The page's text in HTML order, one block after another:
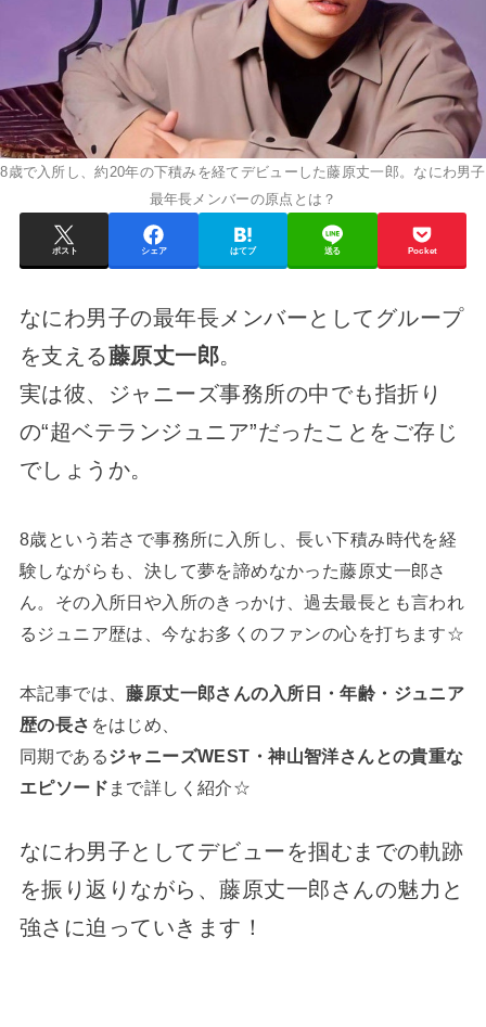
8歳で入所し、約20年の下積みを経てデビューした藤原丈一郎。なにわ男子
最年長メンバーの原点とは？
ポスト シェア はてブ 送る Pocket
なにわ男子の最年長メンバーとしてグループ
を支える藤原丈一郎。
実は彼、ジャニーズ事務所の中でも指折り
の“超ベテランジュニア”だったことをご存じ
でしょうか。
8歳という若さで事務所に入所し、長い下積み時代を経
験しながらも、決して夢を諦めなかった藤原丈一郎さ
ん。その入所日や入所のきっかけ、過去最長とも言われ
るジュニア歴は、今なお多くのファンの心を打ちます☆
本記事では、藤原丈一郎さんの入所日・年齢・ジュニア
歴の長さ をはじめ、
同期であるジャニーズWEST・神山智洋さんとの貴重な
エピソード まで詳しく紹介☆
なにわ男子としてデビューを掴むまでの軌跡
を振り返りながら、藤原丈一郎さんの魅力と
強さに迫っていきます！